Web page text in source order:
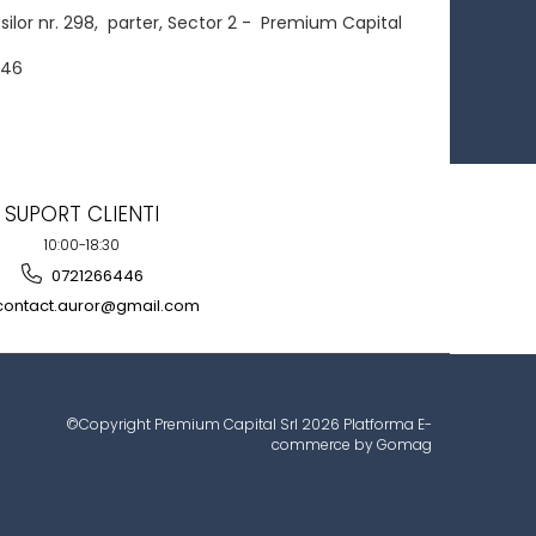
nr. 298, parter, Sector 2 - Premium Capital
SUPORT CLIENTI
10:00-18:30
0721266446
©Copyright Premium Capital Srl 2026 Platforma E-
commerce by Gomag